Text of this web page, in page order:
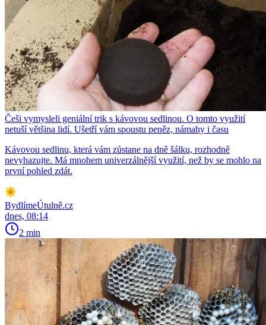
Češi vymysleli geniální trik s kávovou sedlinou. O tomto využití
netuší většina lidí. Ušetří vám spoustu peněz, námahy i času
Kávovou sedlinu, která vám zůstane na dně šálku, rozhodně
nevyhazujte. Má mnohem univerzálnější využití, než by se mohlo na
první pohled zdát.
BydlímeÚtulně.cz
dnes, 08:14
2 min